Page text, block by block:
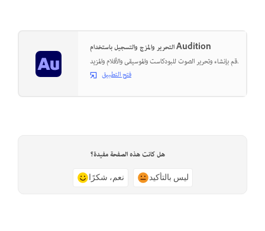
التحرير والمزج والتسجيل باستخدام Audition
قم بإنشاء وتحرير الصوت للبودكاست والموسيقى والأفلام والمزيد.
فتح التطبيق
هل كانت هذه الصفحة مفيدة؟
نعم، شكرًا ليس بالتأكيد